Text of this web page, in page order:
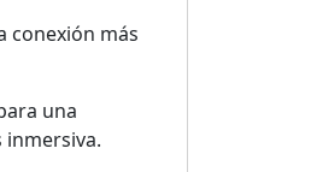
conexión más
una
inmersiva.